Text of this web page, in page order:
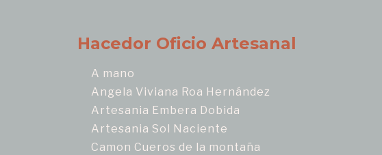
Hacedor Oficio Artesanal
A mano
Angela Viviana Roa Hernández
Artesania Embera Dobida
Artesania Sol Naciente
Camon Cueros de la montaña